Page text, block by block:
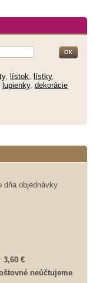
, lístok, lístky,
lupienky, dekorácie
dňa objednávky
3,60 €
neúčtujeme.